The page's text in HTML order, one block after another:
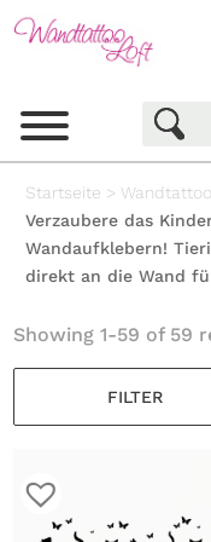
Startseite >
Verzaubere das
Wandaufklebern!
direkt an die Wand
FILTER
Showing 1-59 of 59